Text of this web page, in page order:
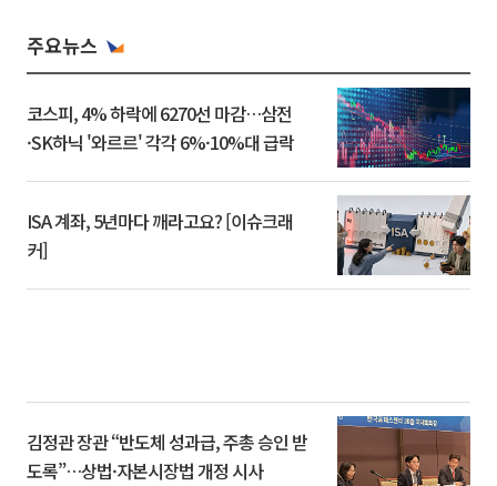
주요뉴스
코스피, 4% 하락에 6270선 마감…삼전
·SK하닉 '와르르' 각각 6%·10%대 급락
ISA 계좌, 5년마다 깨라고요? [이슈크래
커]
김정관 장관 “반도체 성과급, 주총 승인 받
도록”…상법·자본시장법 개정 시사